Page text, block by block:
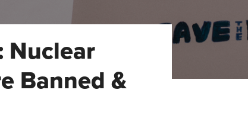
Nuclear
Banned &